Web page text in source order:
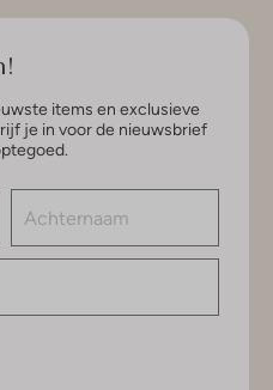
items en exclusieve
je in voor de nieuwsbrief